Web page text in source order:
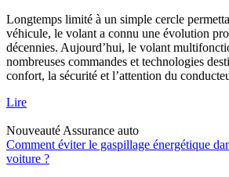
Longtemps limité à un simple cercle
véhicule, le volant a connu une évolution
décennies. Aujourd’hui, le volant
nombreuses commandes et technologies
confort, la sécurité et l’attention du
Lire
Nouveauté Assurance auto
Comment éviter le gaspillage énergétique
voiture ?